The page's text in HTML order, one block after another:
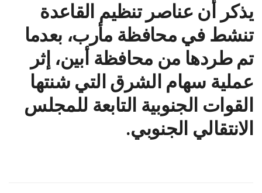
يذكر أن عناصر تنظيم القاعدة
تنشط في محافظة مأرب، بعدما
تم طردها من محافظة أبين، إثر
عملية سهام الشرق التي شنتها
القوات الجنوبية التابعة للمجلس
الانتقالي الجنوبي.